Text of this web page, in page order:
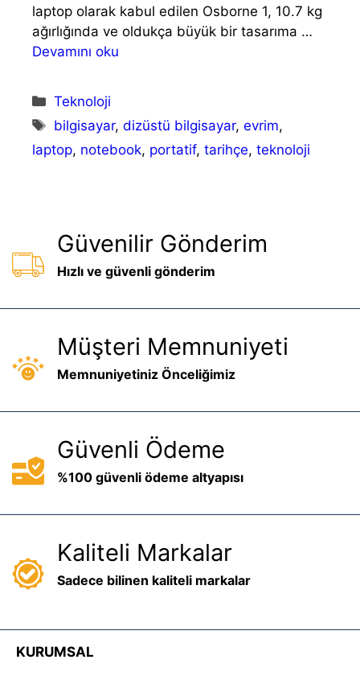
laptop olarak kabul edilen Osborne 1, 10.7 kg
ağırlığında ve oldukça büyük bir tasarıma …
Devamını oku
Kategoriler
Teknoloji
Etiketler
bilgisayar,dizüstü bilgisayar,evrim,
laptop, notebook, portatif, tarihçe, teknoloji
Güvenilir Gönderim
Hızlı ve güvenli gönderim
Müşteri Memnuniyeti
Memnuniyetiniz Önceliğimiz
Güvenli Ödeme
%100 güvenli ödeme altyapısı
Kaliteli Markalar
Sadece bilinen kaliteli markalar
KURUMSAL